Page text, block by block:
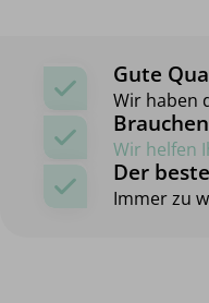
Gute
Wir haben
Wir helfen
Der
Immer zu